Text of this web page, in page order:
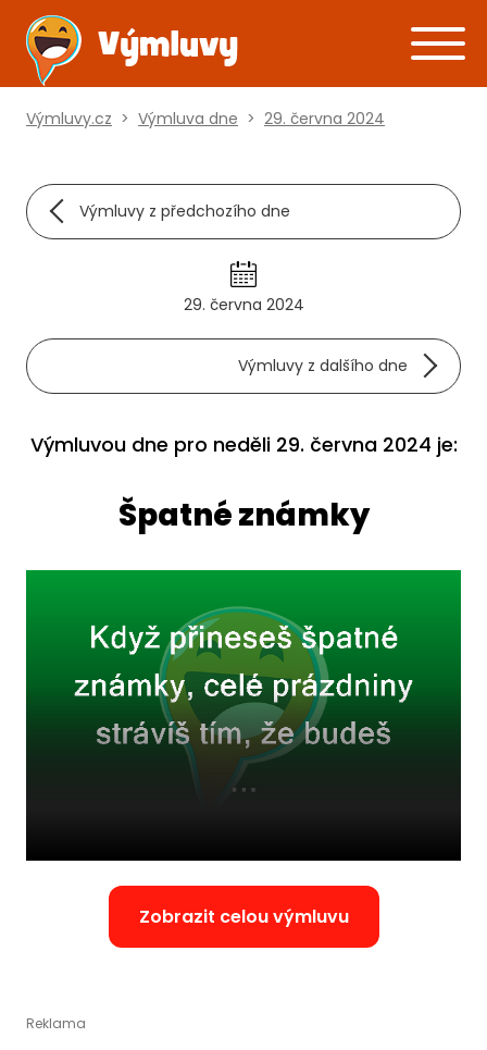
Výmluvy.cz > Výmluva dne > 29. června 2024
Výmluvy z předchozího dne
29. června 2024
Výmluvy z dalšího dne
Výmluvou dne pro neděli 29. června 2024 je:
Špatné známky
Zobrazit celou výmluvu